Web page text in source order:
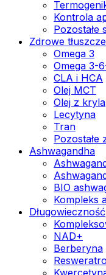
Kontrola
Pozostałe
Zdrowe tłuszcze
Omega 3
Omega 3-
CLA i HCA
Olej MCT
Olej z kryla
Lecytyna
Tran
Pozostałe
Ashwagandha
BIO
Kompleks
Długowieczność
NAD+
Berberyna